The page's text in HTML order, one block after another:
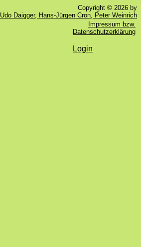
Copyright © 2026 by
Udo Daigger, Hans-Jürgen Cron, Peter Weinrich
Impressum bzw.
Datenschutzerklärung
Login